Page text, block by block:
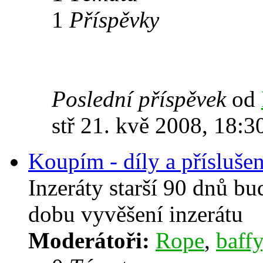
1 Příspěvky
Poslední příspěvekod
stř 21. kvě 2008,
Koupím - díly a
Inzeráty starší 90 dnů
dobu vyvěšení inzerátu
Moderátoři: Rope, baffy